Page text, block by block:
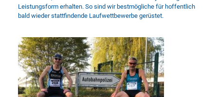
Leistungsform erhalten. So sind wir bestmögliche für hoffentlich
bald wieder stattfindende Laufwettbewerbe gerüstet.